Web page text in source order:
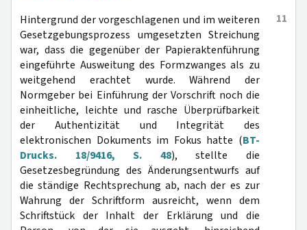
11
Hintergrund der vorgeschlagenen und im weiteren
Gesetzgebungsprozess umgesetzten Streichung
war, dass die gegenüber der Papieraktenführung
eingeführte Ausweitung des Formzwanges als zu
weitgehend erachtet wurde. Während der
Normgeber bei Einführung der Vorschrift noch die
einheitliche, leichte und rasche Überprüfbarkeit
der Authentizität und Integrität des
elektronischen Dokuments im Fokus hatte (BT-
Drucks. 18/9416, S. 48), stellte die
Gesetzesbegründung des Änderungsentwurfs auf
die ständige Rechtsprechung ab, nach der es zur
Wahrung der Schriftform ausreicht, wenn dem
Schriftstück der Inhalt der Erklärung und die